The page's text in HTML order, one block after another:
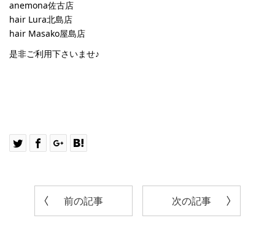
anemona佐古店
hair Lura北島店
hair Masako屋島店
是非ご利用下さいませ♪
前の記事 次の記事